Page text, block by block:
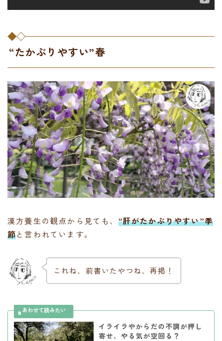
“たかぶりやすい”春
漢方養生の観点から見ても、 “肝がたかぶりやすい”季
節と言われています。
これね、前書いたやつね、再掲！
イライラやからだの不調が押し
寄せ、やる気が空回る？